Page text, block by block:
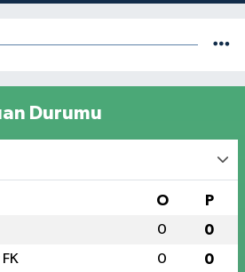
Durumu
O P
0 0
0 0